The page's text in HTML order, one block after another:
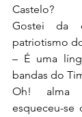
Castelo?
Gostei da
patriotismo
– É uma
bandas do
Oh! alma
esqueceu-